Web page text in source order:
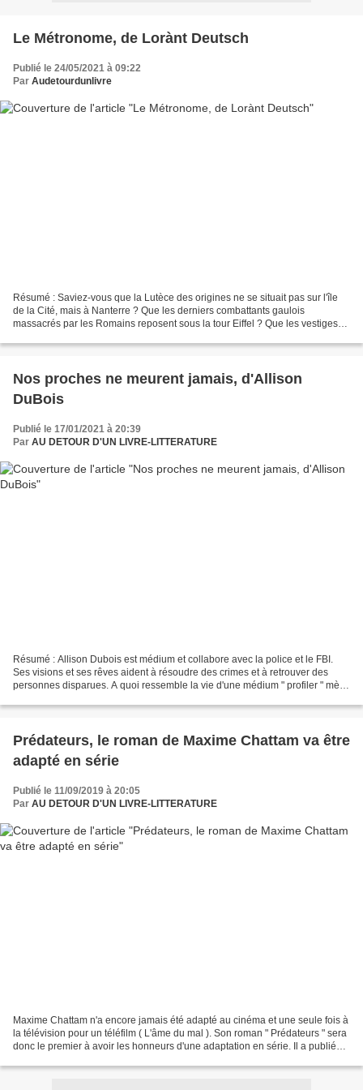
Le Métronome, de Lorànt Deutsch
Publié le 24/05/2021 à 09:22
Par Audetourdunlivre
Résumé : Saviez-vous que la Lutèce des origines ne se situait pas sur l'île
de la Cité, mais à Nanterre ? Que les derniers combattants gaulois
massacrés par les Romains reposent sous la tour Eiffel ? Que les vestiges
Nos proches ne meurent jamais, d'Allison
DuBois
Publié le 17/01/2021 à 20:39
Par AU DETOUR D'UN LIVRE-LITTERATURE
Résumé : Allison Dubois est médium et collabore avec la police et le FBI.
Ses visions et ses rêves aident à résoudre des crimes et à retrouver des
personnes disparues. A quoi ressemble la vie d'une médium " profiler " mère
Prédateurs, le roman de Maxime Chattam va être
adapté en série
Publié le 11/09/2019 à 20:05
Par AU DETOUR D'UN LIVRE-LITTERATURE
Maxime Chattam n'a encore jamais été adapté au cinéma et une seule fois à
la télévision pour un téléfilm ( L'âme du mal ). Son roman " Prédateurs " sera
donc le premier à avoir les honneurs d'une adaptation en série. Il a publié